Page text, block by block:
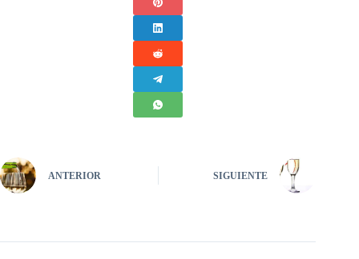
ANTERIOR SIGUIENTE